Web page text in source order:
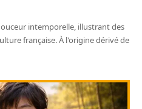
intemporelle, illustrant des
française. À l'origine dérivé de